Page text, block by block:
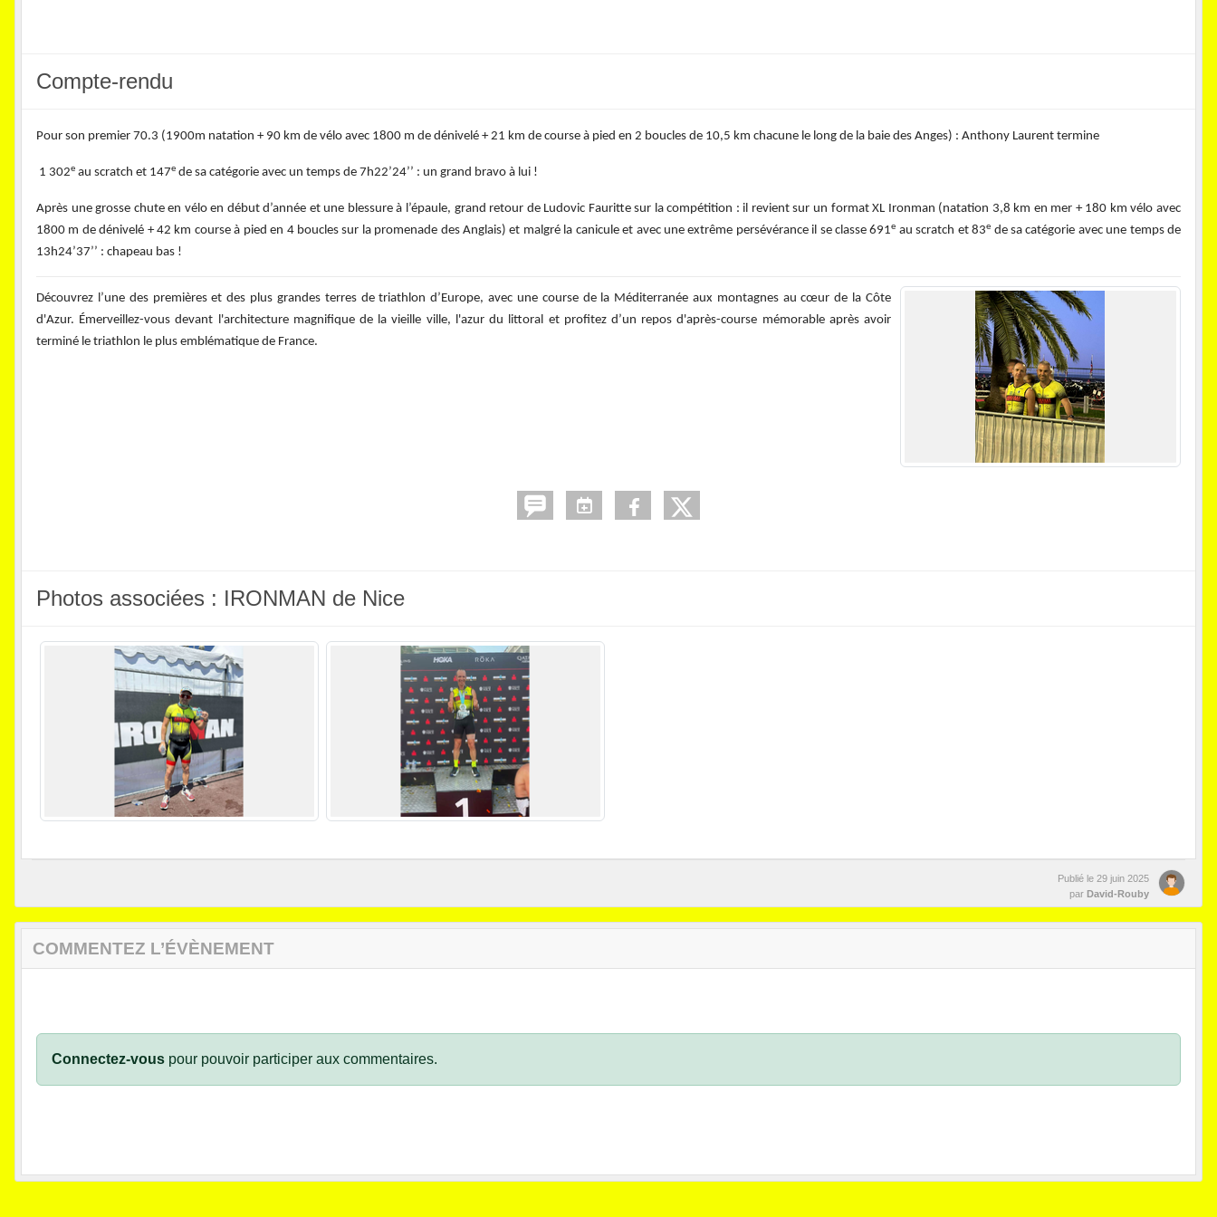
Compte-rendu
Pour son premier 70.3 (1900m natation + 90 km de vélo avec 1800 m de dénivelé + 21 km de course à pied en 2 boucles de 10,5 km chacune le long de la baie des Anges) : Anthony Laurent termine
1 302e au scratch et 147e de sa catégorie avec un temps de 7h22’24’’ : un grand bravo à lui !
Après une grosse chute en vélo en début d’année et une blessure à l’épaule, grand retour de Ludovic Fauritte sur la compétition : il revient sur un format XL Ironman (natation 3,8 km en mer + 180 km vélo avec
1800 m de dénivelé + 42 km course à pied en 4 boucles sur la promenade des Anglais) et malgré la canicule et avec une extrême persévérance il se classe 691e au scratch et 83e de sa catégorie avec une temps de
13h24’37’’ : chapeau bas !
Découvrez l’une des premières et des plus grandes terres de triathlon d’Europe, avec une course de la Méditerranée aux montagnes au cœur de la Côte
d'Azur. Émerveillez-vous devant l'architecture magnifique de la vieille ville, l'azur du littoral et profitez d’un repos d'après-course mémorable après avoir
terminé le triathlon le plus emblématique de France.
Photos associées : IRONMAN de Nice
Publié le 29 juin 2025
par David-Rouby
COMMENTEZ L’ÉVÈNEMENT
Connectez-vous pour pouvoir participer aux commentaires.